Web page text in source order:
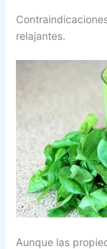
relajantes.
Aunque las